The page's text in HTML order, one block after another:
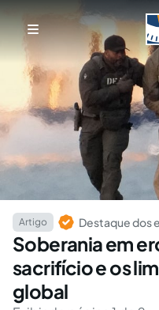
Artigo Destaque dos
Soberania em
sacrifício e os
global